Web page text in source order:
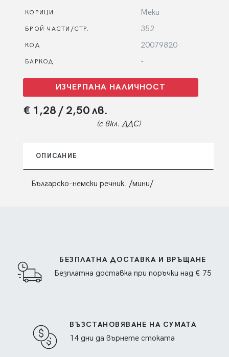
КОРИЦИ Меки
БРОЙ ЧАСТИ/СТР. 352
КОД 20079820
БАРКОД -
ИЗЧЕРПАНА НАЛИЧНОСТ
€ 1,28 / 2,50 лв.
(с вкл. ДДС)
ОПИСАНИЕ
Българско-немски речник. /мини/
БЕЗПЛАТНА ДОСТАВКА И ВРЪЩАНЕ
Безплатна доставка при поръчки над € 75
ВЪЗСТАНОВЯВАНЕ НА СУМАТА
14 дни да върнете стоката